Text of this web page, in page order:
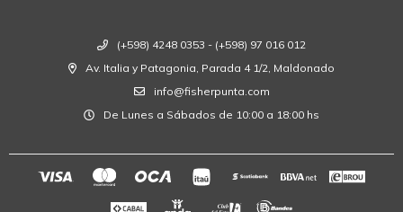
(+598) 4248 0353 - (+598) 97 016 012
Av. Italia y Patagonia, Parada 4 1/2, Maldonado
info@fisherpunta.com
De Lunes a Sábados de 10:00 a 18:00 hs